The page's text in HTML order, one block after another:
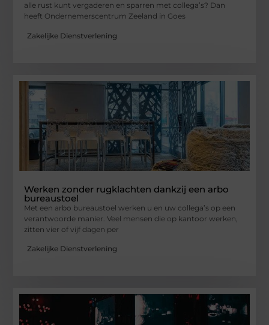
alle rust kunt vergaderen en sparren met collega’s? Dan
heeft Ondernemerscentrum Zeeland in Goes
Zakelijke Dienstverlening
Werken zonder rugklachten dankzij een arbo
bureaustoel
Met een arbo bureaustoel werken u en uw collega’s op een
verantwoorde manier. Veel mensen die op kantoor werken,
zitten vier of vijf dagen per
Zakelijke Dienstverlening